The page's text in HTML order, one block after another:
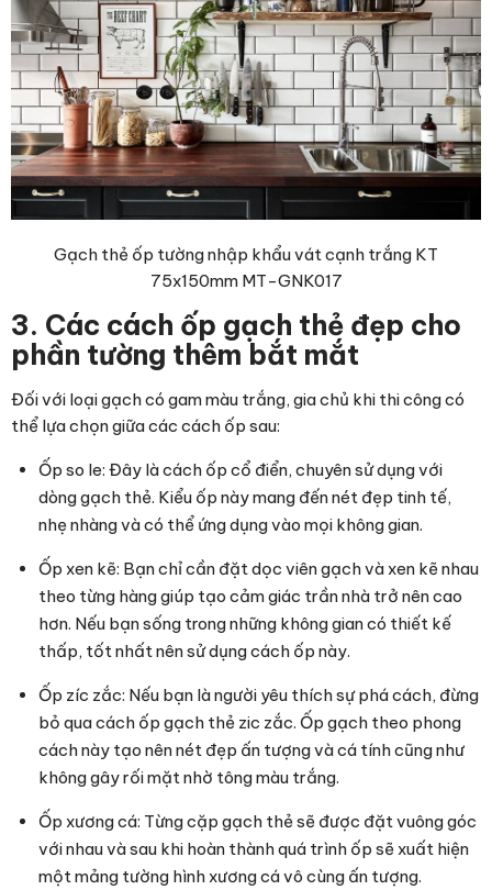
Gạch thẻ ốp tường nhập khẩu vát cạnh trắng KT
75x150mm MT-GNK017
3. Các cách ốp gạch thẻ đẹp cho
phần tường thêm bắt mắt
Đối với loại gạch có gam màu trắng, gia chủ khi thi công có
thể lựa chọn giữa các cách ốp sau:
Ốp so le: Đây là cách ốp cổ điển, chuyên sử dụng với
dòng gạch thẻ. Kiểu ốp này mang đến nét đẹp tinh tế,
nhẹ nhàng và có thể ứng dụng vào mọi không gian.
Ốp xen kẽ: Bạn chỉ cần đặt dọc viên gạch và xen kẽ nhau
theo từng hàng giúp tạo cảm giác trần nhà trở nên cao
hơn. Nếu bạn sống trong những không gian có thiết kế
thấp, tốt nhất nên sử dụng cách ốp này.
Ốp zíc zắc: Nếu bạn là người yêu thích sự phá cách, đừng
bỏ qua cách ốp gạch thẻ zic zắc. Ốp gạch theo phong
cách này tạo nên nét đẹp ấn tượng và cá tính cũng như
không gây rối mặt nhờ tông màu trắng.
Ốp xương cá: Từng cặp gạch thẻ sẽ được đặt vuông góc
với nhau và sau khi hoàn thành quá trình ốp sẽ xuất hiện
một mảng tường hình xương cá vô cùng ấn tượng.